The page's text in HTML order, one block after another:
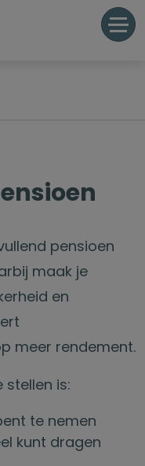
pensioen
maak je
en
meer rendement.
is:
te nemen
kunt dragen